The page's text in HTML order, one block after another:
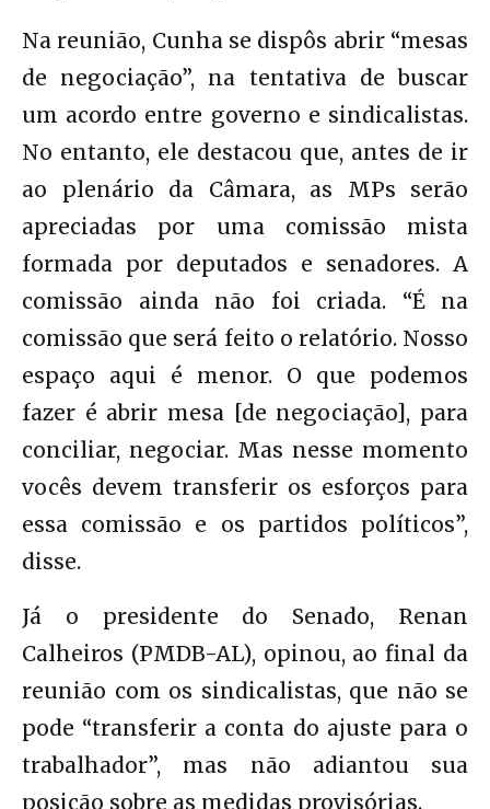
Na reunião, Cunha se dispôs abrir “mesas
de negociação”, na tentativa de buscar
um acordo entre governo e sindicalistas.
No entanto, ele destacou que, antes de ir
ao plenário da Câmara, as MPs serão
apreciadas por uma comissão mista
formada por deputados e senadores. A
comissão ainda não foi criada. “É na
comissão que será feito o relatório. Nosso
espaço aqui é menor. O que podemos
fazer é abrir mesa [de negociação], para
conciliar, negociar. Mas nesse momento
vocês devem transferir os esforços para
essa comissão e os partidos políticos”,
disse.
Já o presidente do Senado, Renan
Calheiros (PMDB-AL), opinou, ao final da
reunião com os sindicalistas, que não se
pode “transferir a conta do ajuste para o
trabalhador”, mas não adiantou sua
posição sobre as medidas provisórias.